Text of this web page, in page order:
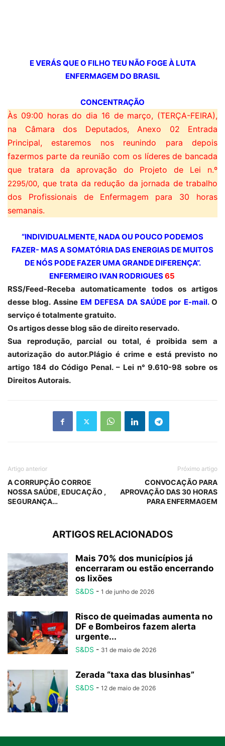
E VERÁS QUE O FILHO TEU NÃO FOGE À LUTA
ENFERMAGEM DO BRASIL
CONCENTRAÇÃO
Às 09:00 horas do dia 16 de março, (TERÇA-FEIRA),
na Câmara dos Deputados, Anexo 02 Entrada
Principal, estaremos nos reunindo para depois
fazermos parte da reunião com os líderes de bancada
que tratara da aprovação do Projeto de Lei n.º
2295/00, que trata da redução da jornada de trabalho
dos Profissionais de Enfermagem para 30 horas
semanais.
“INDIVIDUALMENTE, NADA OU POUCO PODEMOS
FAZER- MAS A SOMATÓRIA DAS ENERGIAS DE MUITOS
DE NÓS PODE FAZER UMA GRANDE DIFERENÇA”.
ENFERMEIRO IVAN RODRIGUES65
RSS/Feed-Receba automaticamente todos os artigos
desse blog. Assine EM DEFESA DA SAÚDE por E-mail.O
serviço é totalmente gratuito.
Os artigos desse blog são de direito reservado.
Sua reprodução, parcial ou total, é proibida sem a
autorização do autor.Plágio é crime e está previsto no
artigo 184 do Código Penal. – Lei n° 9.610-98 sobre os
Direitos Autorais.
Artigo anterior
A CORRUPÇÃO CORROE
NOSSA SAÚDE, EDUCAÇÃO ,
SEGURANÇA…
Próximo artigo
CONVOCAÇÃO PARA
APROVAÇÃO DAS 30 HORAS
PARA ENFERMAGEM
ARTIGOS RELACIONADOS
Mais 70% dos municípios já
encerraram ou estão encerrando
os lixões
S&DS - 1 de junho de 2026
Risco de queimadas aumenta no
DF e Bombeiros fazem alerta
urgente...
S&DS - 31 de maio de 2026
Zerada “taxa das blusinhas”
S&DS - 12 de maio de 2026